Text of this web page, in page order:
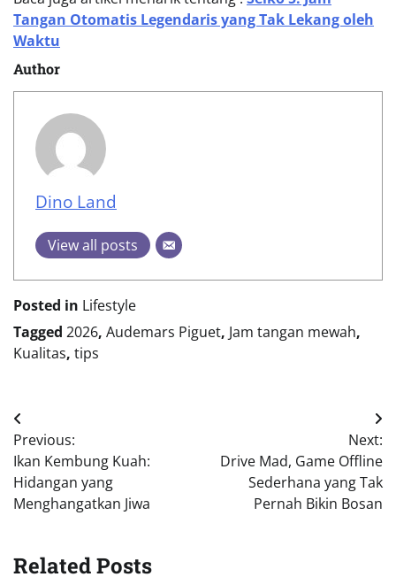
Tangan Otomatis Legendaris yang Tak Lekang oleh
Waktu
Author
Dino Land
View all posts
Posted in Lifestyle
Tagged 2026, Audemars Piguet, Jam tangan mewah,
Kualitas, tips
Post
navigation
Previous:
Ikan Kembung Kuah:
Hidangan yang
Menghangatkan Jiwa
Next:
Drive Mad, Game Offline
Sederhana yang Tak
Pernah Bikin Bosan
Related Posts